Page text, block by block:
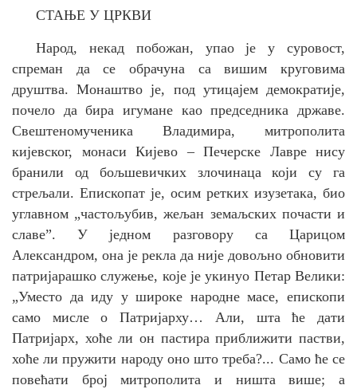
СТАЊЕ У ЦРКВИ
Народ, некад побожан, упао је у суровост,
спреман да се обрачуна са вишим круговима
друштва. Монаштво је, под утицајем демократије,
почело да бира игумане као председника државе.
Свештеномученика Владимира, митрополита
кијевског, монаси Кијево – Печерске Лавре нису
бранили од бољшевичких злочинаца који су га
стрељали. Епископат је, осим ретких изузетака, био
углавном „частољубив, жељан земаљских почасти и
славе”. У једном разговору са Царицом
Александром, она је рекла да није довољно обновити
патријарашко служење, које је укинуо Петар Велики:
„Уместо да иду у широке народне масе, епископи
само мисле о Патријарху… Али, шта ће дати
Патријарх, хоће ли он пастира приближити пастви,
хоће ли пружити народу оно што треба?... Само ће се
повећати број митрополита и ништа више; а